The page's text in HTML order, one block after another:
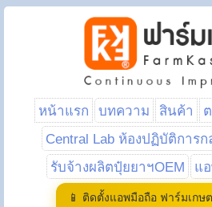
หน้าแรก บทความ สินค้า
Central Lab ห้องปฏิบัติการก
รับจ้างผลิตปุ๋ยยาฯOEM
แ
📱 ติดตั้งแอพมือถือ ฟาร์มเกษ